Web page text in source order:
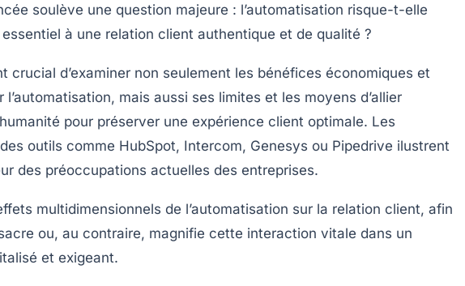
soulève une question majeure : l’automatisation risque-t-elle
à une relation client authentique et de qualité ?
crucial d’examiner non seulement les bénéfices économiques et
mais aussi ses limites et les moyens d’allier
pour préserver une expérience client optimale. Les
outils comme HubSpot, Intercom, Genesys ou Pipedrive ilustrent
des préoccupations actuelles des entreprises.
multidimensionnels de l’automatisation sur la relation client, afin
ou, au contraire, magnifie cette interaction vitale dans un
et exigeant.